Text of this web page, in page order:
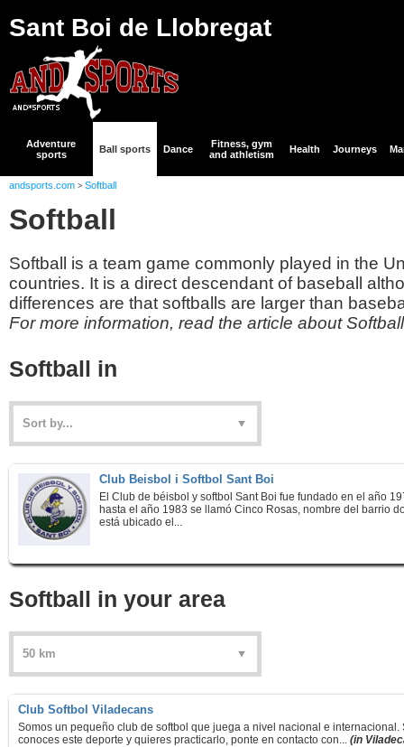
Sant Boi de Llobregat
Adventure
sports
Ball sports Dance
Fitness, gym
and athletism
Health Journeys
andsports.com > Softball
Softball
Softball is a team game commonly played in the
countries. It is a direct descendant of baseball
differences are that softballs are larger than
For more information, read the article about
Softball in
Club Beisbol i Softbol Sant Boi
El Club de béisbol y softbol Sant Boi fue fundado en el año
hasta el año 1983 se llamó Cinco Rosas, nombre del barrio
está ubicado el...
Softball in your area
Club Softbol Viladecans
Somos un pequeño club de softbol que juega a nivel nacional e internacional.
conoces este deporte y quieres practicarlo, ponte en contacto con... (in